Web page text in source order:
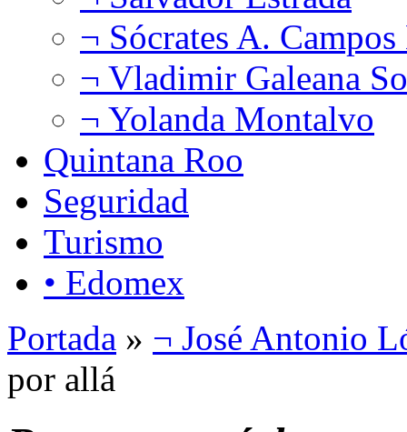
¬ Sócrates A.
¬ Vladimir Galeana
¬ Yolanda Montalvo
Quintana Roo
Seguridad
Turismo
• Edomex
Portada » ¬ José Antonio
por allá